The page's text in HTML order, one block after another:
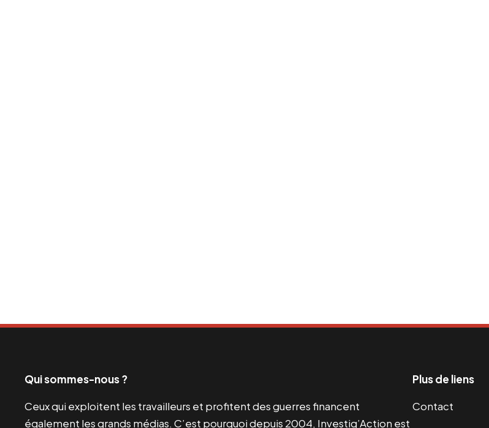
Qui sommes-nous ?
Ceux qui exploitent les travailleurs et profitent des guerres financent
également les grands médias. C’est pourquoi depuis 2004, Investig’Action est
Plus de liens
Contact